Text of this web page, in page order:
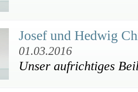
Josef und Hedwig
01.03.2016
Unser aufrichtiges